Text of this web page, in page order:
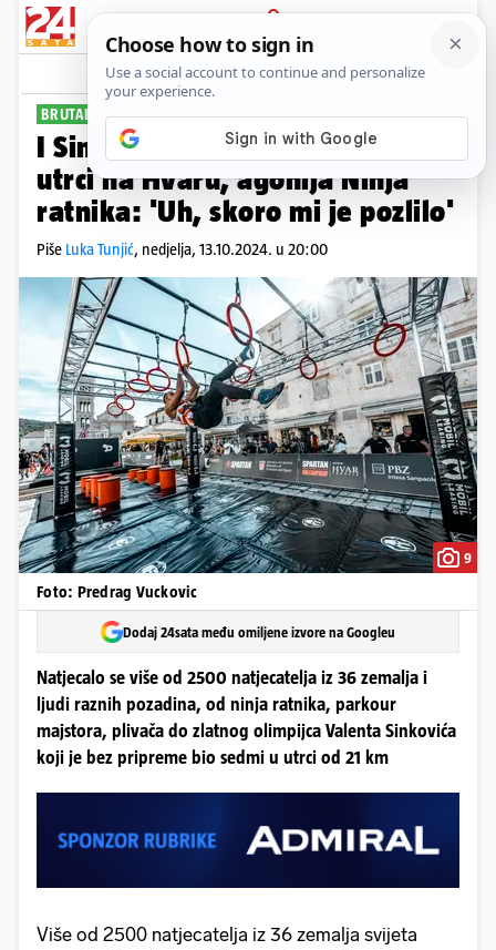
PRIJAVA
Sport Komentari
BRUTALNA UTRKA IZDRŽLJIVOSTI
I Sinković se natjecao u Spartan
utrci na Hvaru, agonija Ninja
ratnika: 'Uh, skoro mi je pozlilo'
Piše Luka Tunjić, nedjelja, 13.10.2024. u 20:00
9
Foto: Predrag Vuckovic
Dodaj 24sata među omiljene izvore na Googleu
Natjecalo se više od 2500 natjecatelja iz 36 zemalja i
ljudi raznih pozadina, od ninja ratnika, parkour
majstora, plivača do zlatnog olimpijca Valenta Sinkovića
koji je bez pripreme bio sedmi u utrci od 21 km
Više od 2500 natjecatelja iz 36 zemalja svijeta